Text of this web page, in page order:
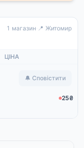
1 магазин· 📍 Житомир
ЦІНА
🔔 Сповістити
25₴